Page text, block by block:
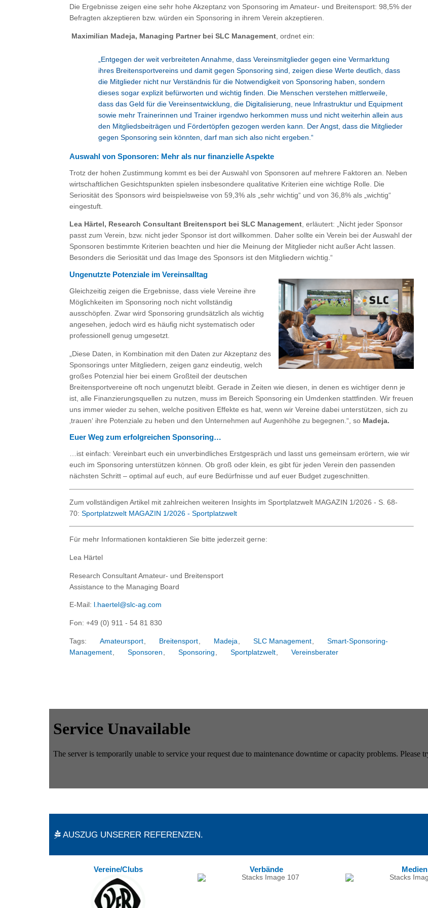
Die Ergebnisse zeigen eine sehr hohe Akzeptanz von Sponsoring im Amateur- und Breitensport: 98,5% der
Befragten akzeptieren bzw. würden ein Sponsoring in ihrem Verein akzeptieren.
Maximilian Madeja, Managing Partner bei SLC Management, ordnet ein:
„Entgegen der weit verbreiteten Annahme, dass Vereinsmitglieder gegen eine Vermarktung
ihres Breitensportvereins und damit gegen Sponsoring sind, zeigen diese Werte deutlich, dass
die Mitglieder nicht nur Verständnis für die Notwendigkeit von Sponsoring haben, sondern
dieses sogar explizit befürworten und wichtig finden. Die Menschen verstehen mittlerweile,
dass das Geld für die Vereinsentwicklung, die Digitalisierung, neue Infrastruktur und Equipment
sowie mehr Trainerinnen und Trainer irgendwo herkommen muss und nicht weiterhin allein aus
den Mitgliedsbeiträgen und Fördertöpfen gezogen werden kann. Der Angst, dass die Mitglieder
gegen Sponsoring sein könnten, darf man sich also nicht ergeben.“
Auswahl von Sponsoren: Mehr als nur finanzielle Aspekte
Trotz der hohen Zustimmung kommt es bei der Auswahl von Sponsoren auf mehrere Faktoren an. Neben
wirtschaftlichen Gesichtspunkten spielen insbesondere qualitative Kriterien eine wichtige Rolle. Die
Seriosität des Sponsors wird beispielsweise von 59,3% als „sehr wichtig“ und von 36,8% als „wichtig“
eingestuft.
Lea Härtel, Research Consultant Breitensport bei SLC Management, erläutert: „Nicht jeder Sponsor
passt zum Verein, bzw. nicht jeder Sponsor ist dort willkommen. Daher sollte ein Verein bei der Auswahl der
Sponsoren bestimmte Kriterien beachten und hier die Meinung der Mitglieder nicht außer Acht lassen.
Besonders die Seriosität und das Image des Sponsors ist den Mitgliedern wichtig.“
Ungenutzte Potenziale im Vereinsalltag
Gleichzeitig zeigen die Ergebnisse, dass viele Vereine ihre
Möglichkeiten im Sponsoring noch nicht vollständig
ausschöpfen. Zwar wird Sponsoring grundsätzlich als wichtig
angesehen, jedoch wird es häufig nicht systematisch oder
professionell genug umgesetzt.
„Diese Daten, in Kombination mit den Daten zur Akzeptanz des
Sponsorings unter Mitgliedern, zeigen ganz eindeutig, welch
großes Potenzial hier bei einem Großteil der deutschen
Breitensportvereine oft noch ungenutzt bleibt. Gerade in Zeiten wie diesen, in denen es wichtiger denn je
ist, alle Finanzierungsquellen zu nutzen, muss im Bereich Sponsoring ein Umdenken stattfinden. Wir freuen
uns immer wieder zu sehen, welche positiven Effekte es hat, wenn wir Vereine dabei unterstützen, sich zu
‚trauen‘ ihre Potenziale zu heben und den Unternehmen auf Augenhöhe zu begegnen.“, so Madeja.
Euer Weg zum erfolgreichen Sponsoring…
…ist einfach: Vereinbart euch ein unverbindliches Erstgespräch und lasst uns gemeinsam erörtern, wie wir
euch im Sponsoring unterstützen können. Ob groß oder klein, es gibt für jeden Verein den passenden
nächsten Schritt – optimal auf euch, auf eure Bedürfnisse und auf euer Budget zugeschnitten.
Zum vollständigen Artikel mit zahlreichen weiteren Insights im Sportplatzwelt MAGAZIN 1/2026 - S. 68-
70: Sportplatzwelt MAGAZIN 1/2026 - Sportplatzwelt
Für mehr Informationen kontaktieren Sie bitte jederzeit gerne:
Lea Härtel
Research Consultant Amateur- und Breitensport
Assistance to the Managing Board
E-Mail: l.haertel@slc-ag.com
Fon: +49 (0) 911 - 54 81 830
Tags: Amateursport Breitensport Madeja SLC Management
Smart-Sponsoring-
Management
Sponsoren Sponsoring Sportplatzwelt Vereinsberater
AUSZUG UNSERER REFERENZEN.
Vereine/Clubs Verbände Medien